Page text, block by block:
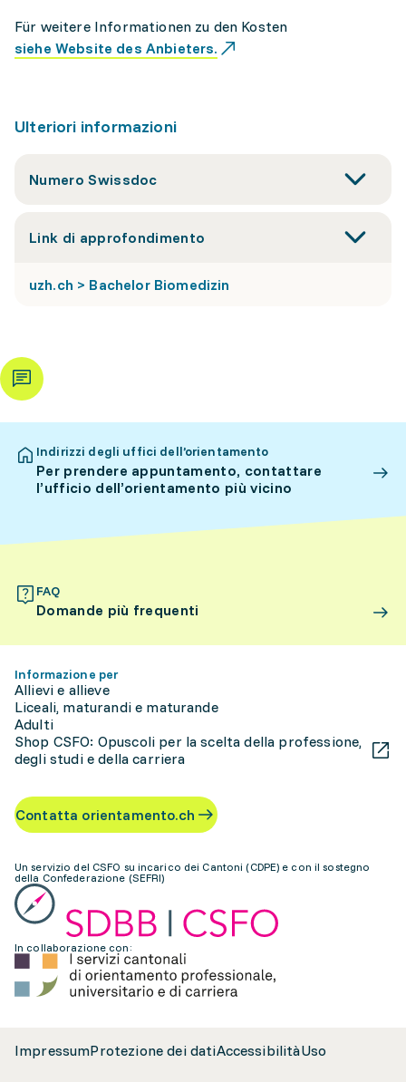
Für weitere Informationen zu den Kosten
siehe Website des Anbieters.
Ulteriori informazioni
Numero Swissdoc
Link di approfondimento
uzh.ch > Bachelor Biomedizin
Indirizzi degli uffici dell’orientamento
Per prendere appuntamento, contattare
l’ufficio dell’orientamento più vicino
FAQ
Domande più frequenti
Informazione per
Allievi e allieve
Liceali, maturandi e maturande
Adulti
Shop CSFO: Opuscoli per la scelta della professione,
degli studi e della carriera
Contatta orientamento.ch
Un servizio del CSFO su incarico dei Cantoni (CDPE) e con il sostegno
della Confederazione (SEFRI)
In collaborazione con:
ImpressumProtezione dei datiAccessibilitàUso